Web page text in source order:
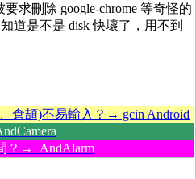
求刪除 google-chrome 等奇怪的
道是不是 disk 快壞了，用不到
倉頡)不易輸入？→ gcin Android
？→ AndAlarm